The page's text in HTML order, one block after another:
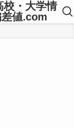
・大学情
値.com